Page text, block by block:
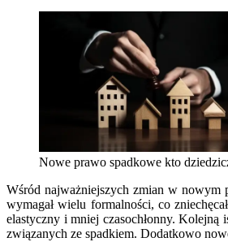
Nowe prawo spadkowe kto
Wśród najważniejszych zmian w nowym
wymagał wielu formalności, co
elastyczny i mniej czasochłonny. Kolejną
związanych ze spadkiem. Dodatkowo